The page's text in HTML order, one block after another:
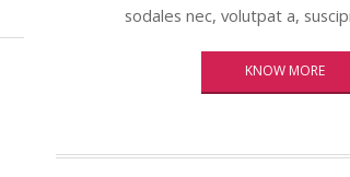
sodales nec, volutpat a,
KNOW MORE